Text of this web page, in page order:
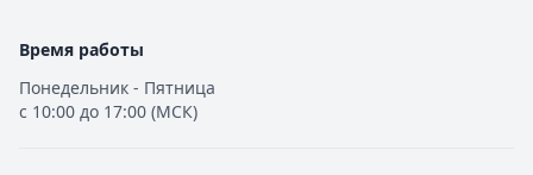
Время работы
Понедельник - Пятница
с 10:00 до 17:00 (МСК)